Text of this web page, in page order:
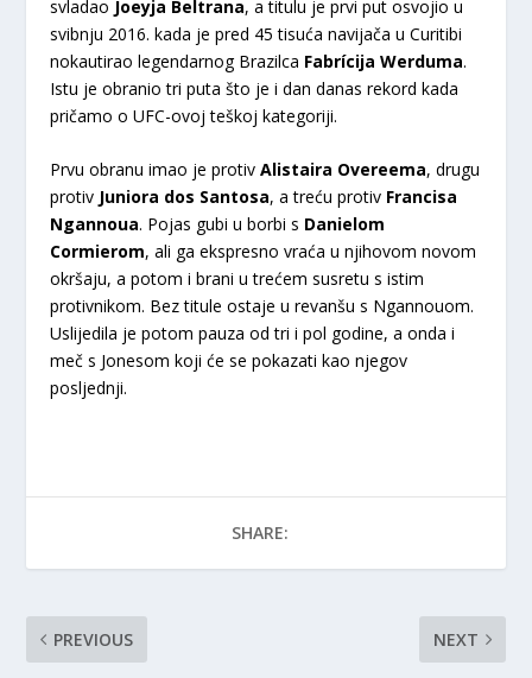
svladao Joeyja Beltrana, a titulu je prvi put osvojio u
svibnju 2016. kada je pred 45 tisuća navijača u Curitibi
nokautirao legendarnog Brazilca Fabrícija Werduma.
Istu je obranio tri puta što je i dan danas rekord kada
pričamo o UFC-ovoj teškoj kategoriji.
Prvu obranu imao je protivAlistaira Overeema, drugu
protiv Juniora dos Santosa, a treću protiv Francisa
Ngannoua. Pojas gubi u borbi s Danielom
Cormierom, ali ga ekspresno vraća u njihovom novom
okršaju, a potom i brani u trećem susretu s istim
protivnikom. Bez titule ostaje u revanšu s Ngannouom.
Uslijedila je potom pauza od tri i pol godine, a onda i
meč s Jonesom koji će se pokazati kao njegov
posljednji.
SHARE:
PREVIOUS NEXT